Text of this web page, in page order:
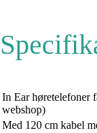
In Ear høretelefoner
webshop)
Med 120 cm kabel